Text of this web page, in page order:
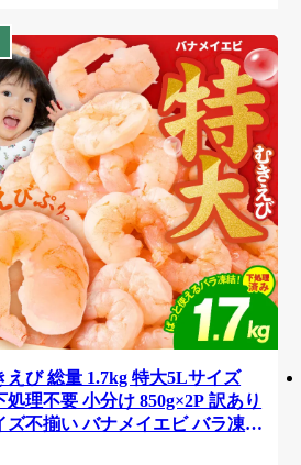
えび 総量 1.7kg 特大5Lサイズ
処理不要 小分け 850g×2P 訳あり
ズ不揃い バナメイエビ バラ凍
G4142